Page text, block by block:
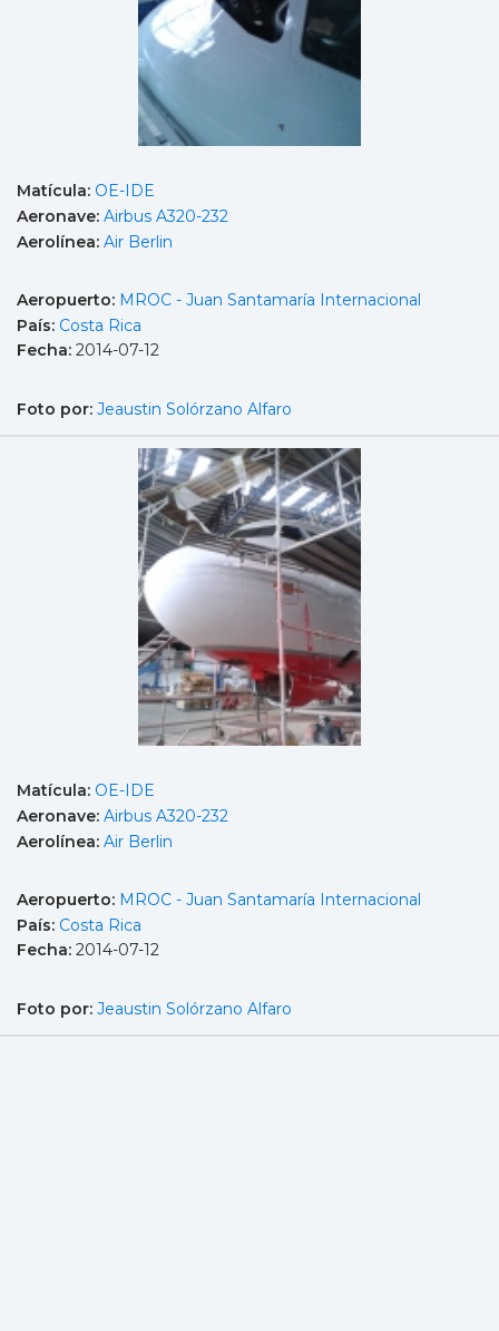
Matícula: OE-IDE
Aeronave: Airbus A320-232
Aerolínea: Air Berlin
Aeropuerto: MROC - Juan Santamaría Internacional
País: Costa Rica
Fecha: 2014-07-12
Foto por: Jeaustin Solórzano Alfaro
Matícula: OE-IDE
Aeronave: Airbus A320-232
Aerolínea: Air Berlin
Aeropuerto: MROC - Juan Santamaría Internacional
País: Costa Rica
Fecha: 2014-07-12
Foto por: Jeaustin Solórzano Alfaro